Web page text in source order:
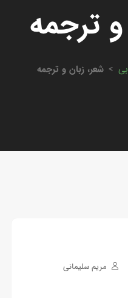
ترجمه
> شعر، زبان و ترجمه
مریم سلیمانی